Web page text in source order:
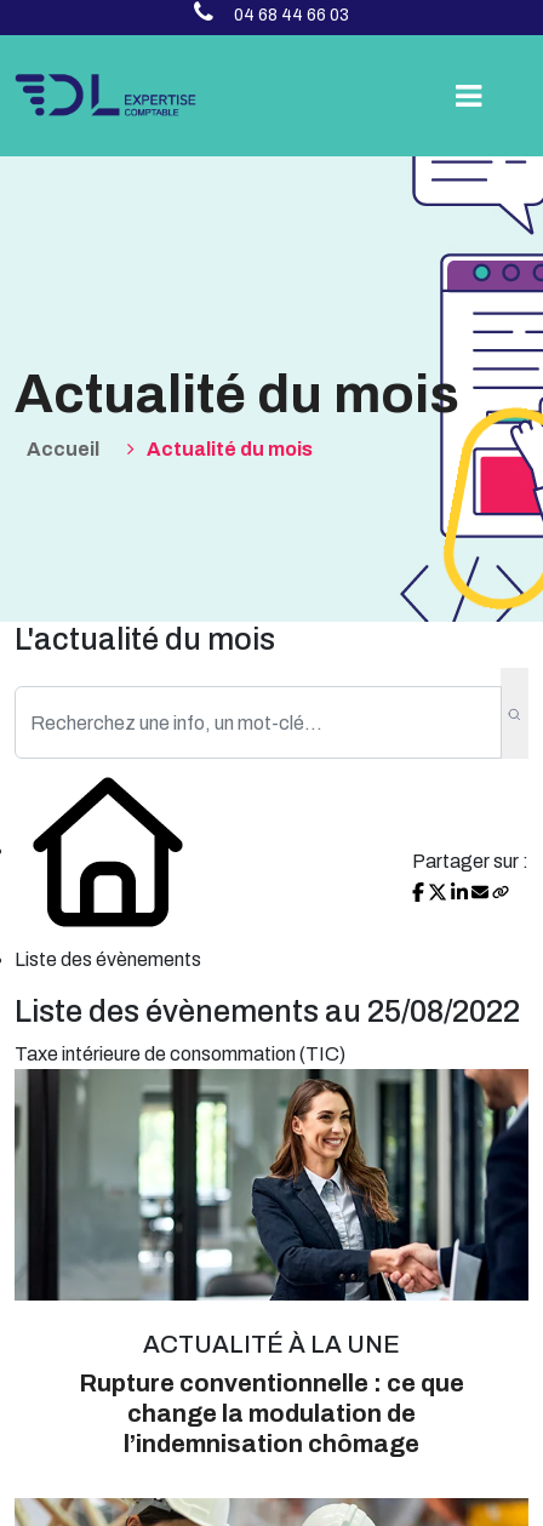
04 68 44 66 03
Actualité du mois
Accueil Actualité du mois
L'actualité du mois
Liste des évènements
Partager sur :
Liste des évènements au 25/08/2022
Taxe intérieure de consommation (TIC)
ACTUALITÉ À LA UNE
Rupture conventionnelle : ce que
change la modulation de
l’indemnisation chômage